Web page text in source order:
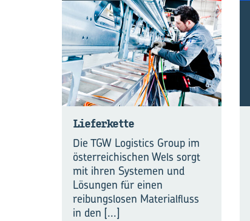
Lie­fer­ket­te
Die TGW Logistics Group im
österreichischen Wels sorgt
mit ihren Systemen und
Lösungen für einen
reibungslosen Materialfluss
in den [...]